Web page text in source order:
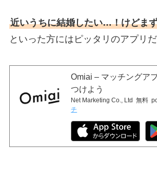
近いうちに結婚したい…！けどま
といった方にはピッタリのアプリ
Omiai – マッチングア
つけよう
Net Marketing Co., Ltd 無料
チ